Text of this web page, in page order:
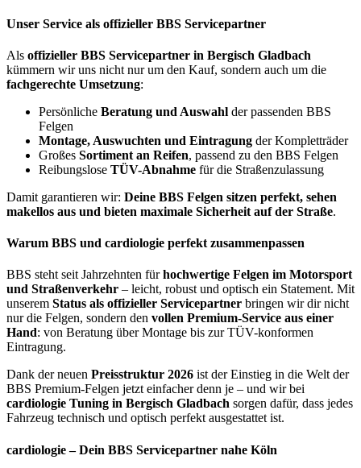
Unser Service als offizieller BBS Servicepartner
Als offizieller BBS Servicepartner in Bergisch Gladbach
kümmern wir uns nicht nur um den Kauf, sondern auch um die
fachgerechte Umsetzung:
Persönliche Beratung und Auswahl der passenden BBS
Felgen
Montage, Auswuchten und Eintragung der Kompletträder
Großes Sortiment an Reifen, passend zu den BBS Felgen
Reibungslose TÜV-Abnahme für die Straßenzulassung
Damit garantieren wir: Deine BBS Felgen sitzen perfekt, sehen
makellos aus und bieten maximale Sicherheit auf der Straße.
Warum BBS und cardiologie perfekt zusammenpassen
BBS steht seit Jahrzehnten fürhochwertige Felgen im Motorsport
und Straßenverkehr – leicht, robust und optisch ein Statement. Mit
unserem Status als offizieller Servicepartner bringen wir dir nicht
nur die Felgen, sondern den vollen Premium-Service aus einer
Hand: von Beratung über Montage bis zur TÜV-konformen
Eintragung.
Dank der neuen Preisstruktur 2026 ist der Einstieg in die Welt der
BBS Premium-Felgen jetzt einfacher denn je – und wir bei
cardiologie Tuning in Bergisch Gladbach sorgen dafür, dass jedes
Fahrzeug technisch und optisch perfekt ausgestattet ist.
cardiologie – Dein BBS Servicepartner nahe Köln